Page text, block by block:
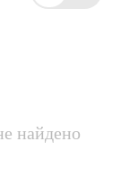
найдено